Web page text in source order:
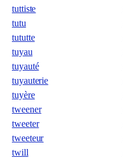
tuttiste
tutu
tututte
tuyau
tuyauté
tuyauterie
tuyère
tweener
tweeter
tweeteur
twill